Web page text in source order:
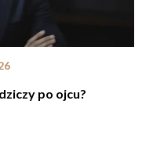
po ojcu?